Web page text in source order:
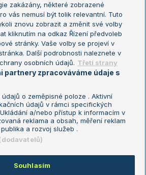
Turnaj mistryň
Nastavení soukromí
Reklama
Informace o zpracování osobních
údajů
zakázány, některé zobrazené
vás nemusí být tolik relevantní. Tuto
znovu zobrazit a změnit své volby
kliknutím na odkaz Řízení předvoleb
stránky. Vaše volby se projeví v
Další podrobnosti naleznete v
osobních údajů. Třetí strany
partnery zpracováváme údaje s
o zeměpisné poloze . Aktivní
údajů v rámci specifických
a/nebo přístup k informacím v
reklama a obsah, měření reklam
a rozvoj služeb .
Souhlasím